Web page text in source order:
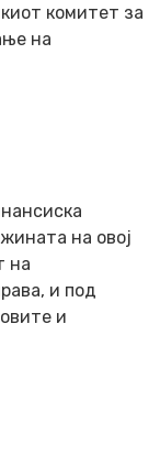
комитет за
на
на овој
на
и под
и